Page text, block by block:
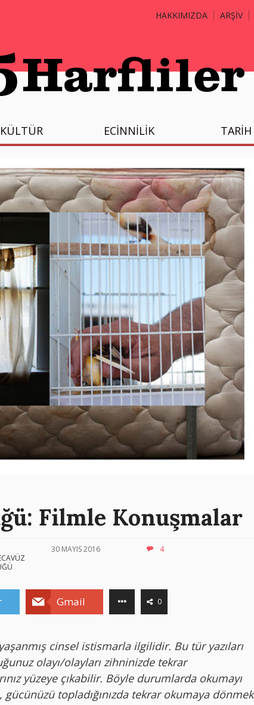
HAKKIMIZDA ARŞİV
KÜLTÜR ECİNNİLİK TARİH
Filmle Konuşmalar
30 MAYIS 2016 4
Gmail 0
cinsel istismarla ilgilidir. Bu tür yazıları
olayı/olayları zihninizde tekrar
yüzeye çıkabilir. Böyle durumlarda okumayı
topladığınızda tekrar okumaya dönmek